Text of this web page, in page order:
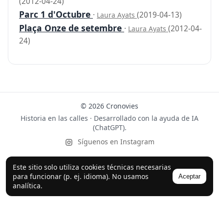
Este sitio solo utiliza cookies técnicas necesarias
para funcionar (p. ej. idioma). No usamos
analítica.
Aceptar
Parc 1 d'Octubre · Laura Ayats (2019-04-13)
Plaça Onze de setembre · Laura Ayats (2012-04-
24)
© 2026 Cronovies
Historia en las calles · Desarrollado con la ayuda de IA
(ChatGPT).
Síguenos en Instagram